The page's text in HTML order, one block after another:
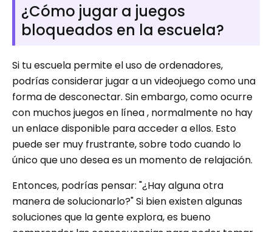
¿Cómo jugar a juegos
bloqueados en la escuela?
Si tu escuela permite el uso de ordenadores,
podrías considerar jugar a un videojuego como una
forma de desconectar. Sin embargo, como ocurre
con muchos juegos en línea , normalmente no hay
un enlace disponible para acceder a ellos. Esto
puede ser muy frustrante, sobre todo cuando lo
único que uno desea es un momento de relajación.
Entonces, podrías pensar: "¿Hay alguna otra
manera de solucionarlo?" Si bien existen algunas
soluciones que la gente explora, es bueno